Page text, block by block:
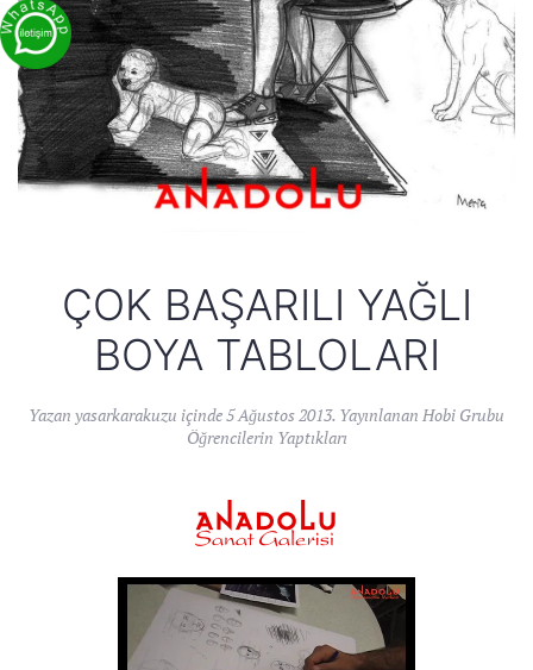
ÇOK BAŞARILI YAĞLI
BOYA TABLOLARI
Yazan yasarkarakuzu içinde5 Ağustos 2013. Yayınlanan Hobi Grubu
Öğrencilerin Yaptıkları